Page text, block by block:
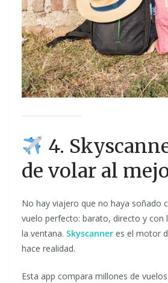
4.
de volar al
No hay viajero que no haya soñado
vuelo perfecto: barato, directo y con
la ventana. Skyscanner es el motor
hace realidad.
Esta app compara millones de